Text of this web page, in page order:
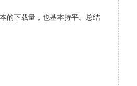
的下载量，也基本持平。总结